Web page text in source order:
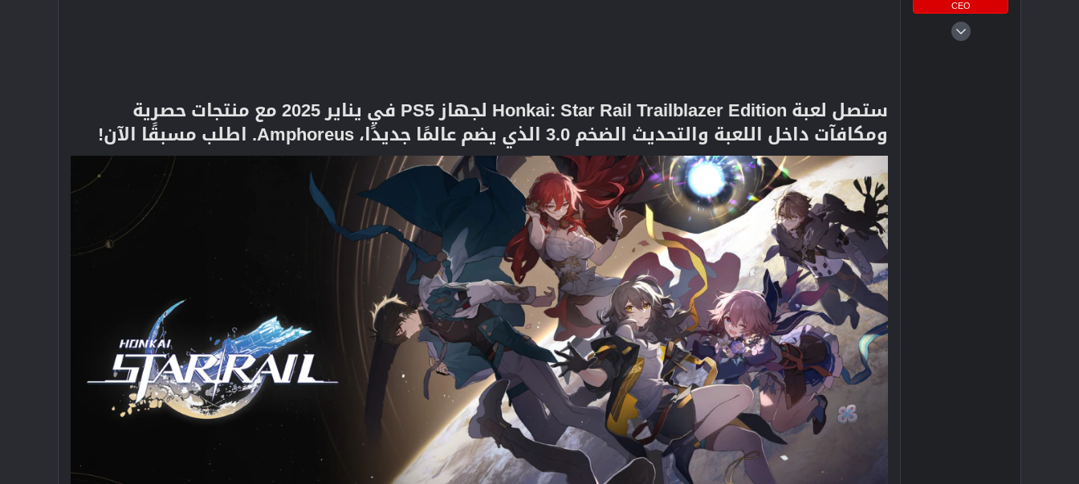
CEO
ستصل لعبة Honkai: Star Rail Trailblazer Edition لجهاز PS5 في يناير 2025 مع منتجات حصرية
ومكافآت داخل اللعبة والتحديث الضخم 3.0 الذي يضم عالمًا جديدًا، Amphoreus. اطلب مسبقًا الآن!​